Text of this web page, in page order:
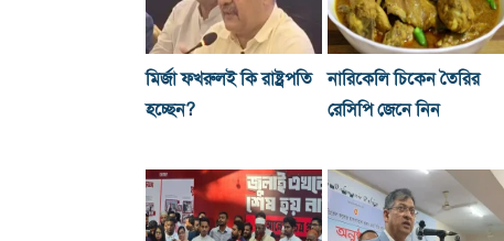
মির্জা ফখরুলই কি রাষ্ট্রপতি
হচ্ছেন?
নারিকেলি চিকেন তৈরির
রেসিপি জেনে নিন